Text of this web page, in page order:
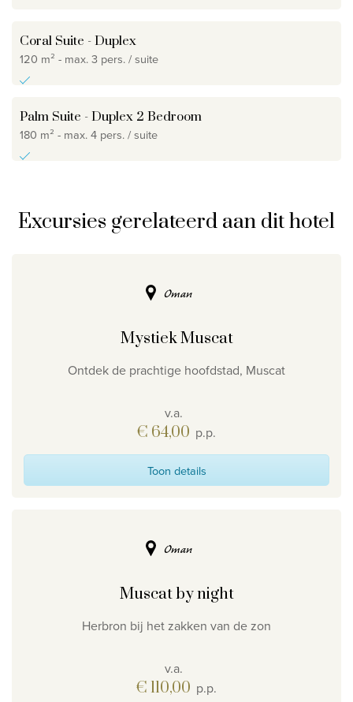
Coral Suite - Duplex
120 m² - max. 3 pers. / suite
Palm Suite - Duplex 2 Bedroom
180 m² - max. 4 pers. / suite
Excursies gerelateerd aan dit hotel
Oman
Mystiek Muscat
Ontdek de prachtige hoofdstad, Muscat
v.a.
€ 64,00 p.p.
Toon details
Oman
Muscat by night
Herbron bij het zakken van de zon
v.a.
€ 110,00 p.p.